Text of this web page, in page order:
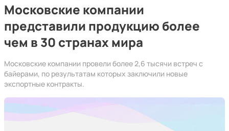
Московские компании
представили продукцию более
чем в 30 странах мира
Московские компании провели более 2,6 тысячи встреч с
байерами, по результатам которых заключили новые
экспортные контракты.